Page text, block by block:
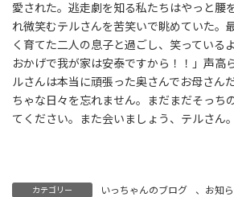
愛された。逃走劇を知る私たちはやっと腰
れ微笑むテルさんを苦笑いで眺めていた。
く育てた二人の息子と過ごし、笑っている
おかげで我が家は安泰ですから！！」声高
ルさんは本当に頑張った奥さんでお母さん
ちゃな日々を忘れません。まだまだそっち
てください。また会いましょう、テルさん。
カテゴリー いっちゃんのブログ 、 お知